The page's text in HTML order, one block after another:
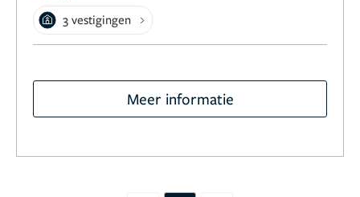
3 vestigingen
Meer informatie